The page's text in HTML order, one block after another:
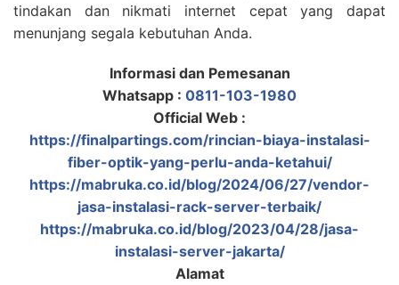
tindakan dan nikmati internet cepat yang dapat
menunjang segala kebutuhan Anda.
Informasi dan Pemesanan
Whatsapp : 0811-103-1980
Official Web :
https://finalpartings.com/rincian-biaya-instalasi-
fiber-optik-yang-perlu-anda-ketahui/
https://mabruka.co.id/blog/2024/06/27/vendor-
jasa-instalasi-rack-server-terbaik/
https://mabruka.co.id/blog/2023/04/28/jasa-
instalasi-server-jakarta/
Alamat